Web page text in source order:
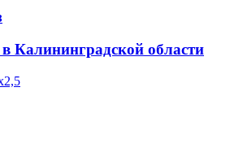
Калининградской области